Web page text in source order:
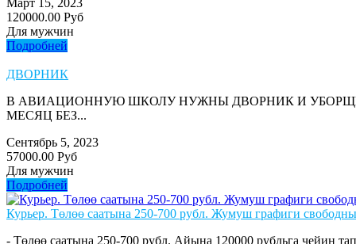
Март 15, 2023
120000.00 Руб
Для мужчин
Подробней
ДВОРНИК
В АВИАЦИОННУЮ ШКОЛУ НУЖНЫ ДВОРНИК И
МЕСЯЦ БЕЗ...
Сентябрь 5, 2023
57000.00 Руб
Для мужчин
Подробней
Курьер. Төлөө саатына 250-700 рубл. Жумуш графиги
- Төлөө саатына 250-700 рубл. Айына 120000 рубльга чейин